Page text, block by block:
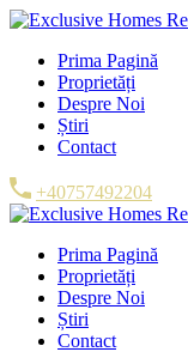
Prima Pagină
Proprietăți
Despre Noi
Știri
Contact
+40757492204
Prima Pagină
Proprietăți
Despre Noi
Știri
Contact